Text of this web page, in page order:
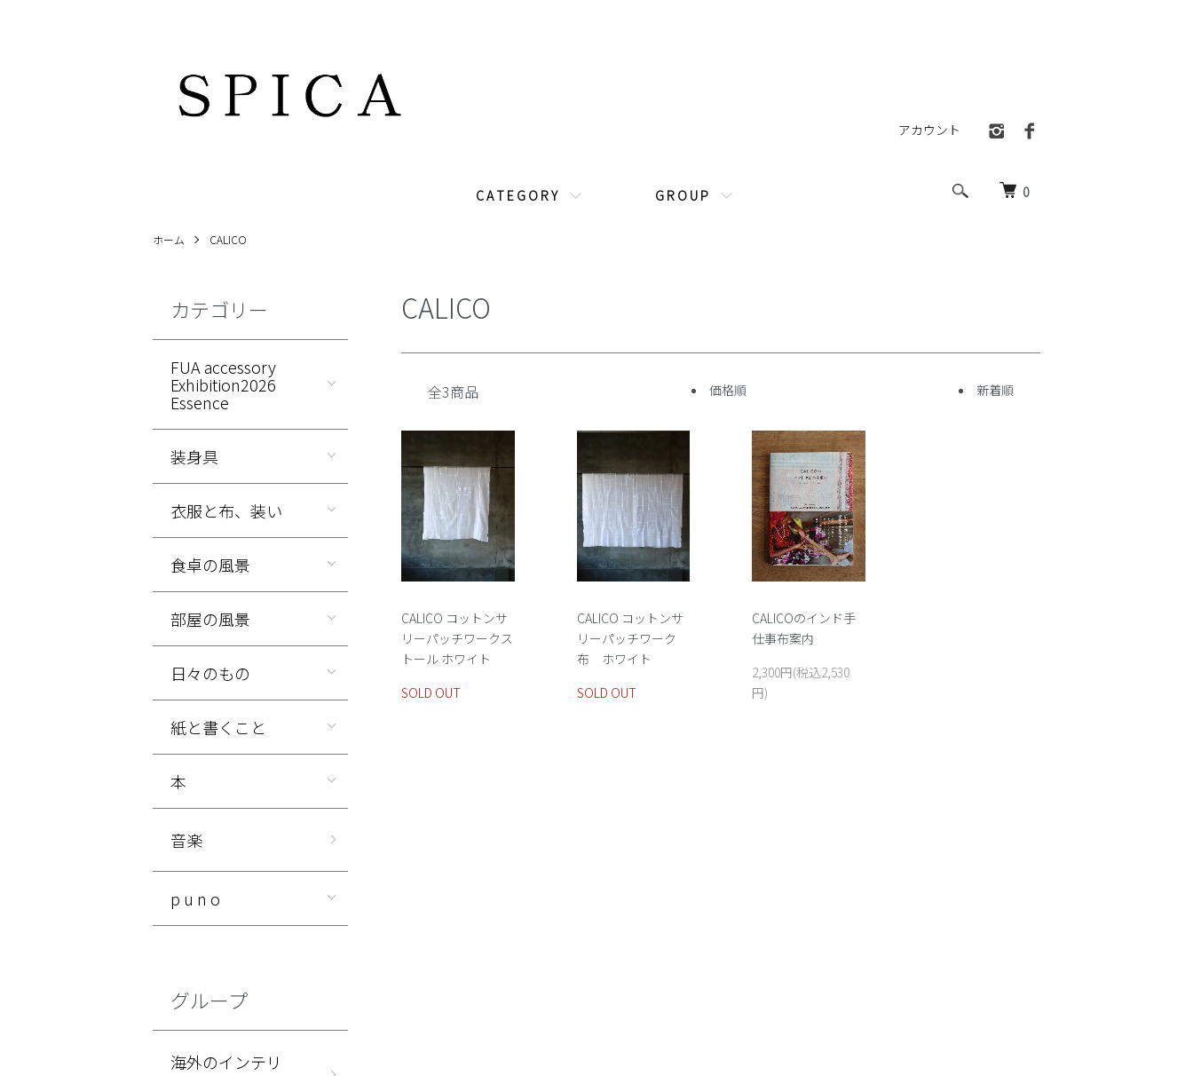
0
C A T E G O R Y G R O U P
アカウント
ホーム CALICO
CALICO
全3商品 価格順 新着順
CALICO コットンサ
リーパッチワークス
トール ホワイト
SOLD OUT
CALICO コットンサ
リーパッチワーク
布 ホワイト
SOLD OUT
CALICOのインド手
仕事布案内
2,300円(税込2,530
円)
カテゴリー
FUA accessory
Exhibition2026
Essence
装身具
衣服と布、装い
食卓の風景
部屋の風景
日々のもの
紙と書くこと
本
音楽
p u n o
グループ
海外のインテリ